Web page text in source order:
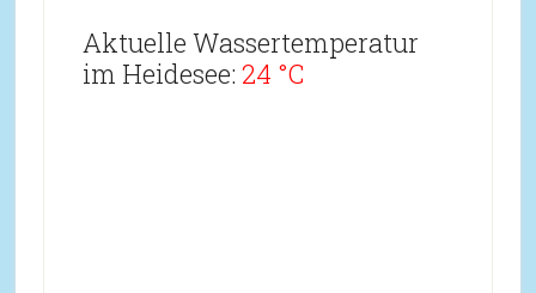
Aktuelle Wassertemperatur
im Heidesee: 24 °C